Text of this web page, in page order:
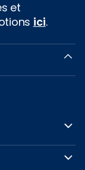
et
ici.